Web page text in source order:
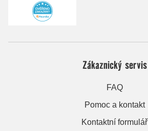
Zákaznický servis
FAQ
Pomoc a kontakt
Kontaktní formulář